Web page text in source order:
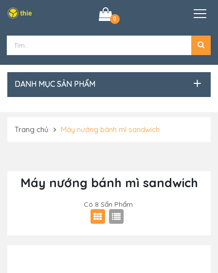
0
DANH MỤC SẢN PHẨM
Trang chủ Máy nướng bánh mì sandwich
Máy nướng bánh mì sandwich
Có 8 Sẩn Phẩm.